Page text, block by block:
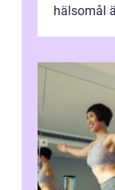
hälsomål